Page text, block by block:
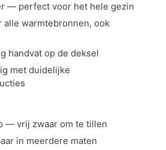
— perfect voor het hele gezin
alle warmtebronnen, ook
handvat op de deksel
met duidelijke
— vrij zwaar om te tillen
in meerdere maten